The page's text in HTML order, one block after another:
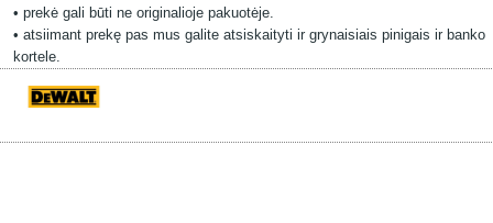
• prekė gali būti ne originalioje pakuotėje.
• atsiimant prekę pas mus galite atsiskaityti ir grynaisiais pinigais ir banko
kortele.